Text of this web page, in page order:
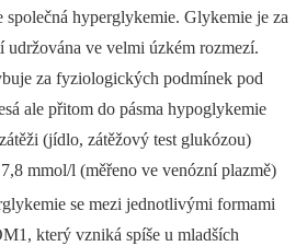
společná hyperglykemie. Glykemie je za
ve velmi úzkém rozmezí.
za fyziologických podmínek pod
ale přitom do pásma hypoglykemie
(jídlo, zátěžový test glukózou)
mmol/l (měřeno ve venózní plazmě)
se mezi jednotlivými formami
který vzniká spíše u mladších